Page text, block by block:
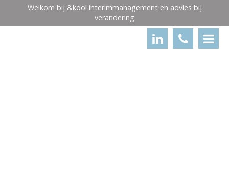
Welkom bij &kool interimmanagement en advies bij
verandering